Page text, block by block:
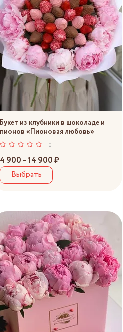
Букет из клубники в шоколаде и
пионов «Пионовая любовь»
0
4 900 – 14 900 ₽
Выбрать